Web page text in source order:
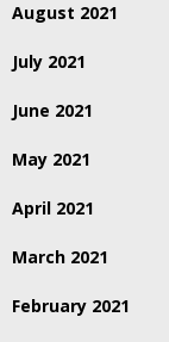
August 2021
July 2021
June 2021
May 2021
April 2021
March 2021
February 2021